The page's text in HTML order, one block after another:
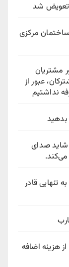
مرکزی
مشتریان
عبور از
نداشتیم
بدهید
شاید صدای
تنهایی قادر
هزینه اضافه